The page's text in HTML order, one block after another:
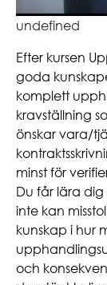
undefined
Efter kursen
goda
komplett
kravställning
önskar vara/
minst för
Du får lära
inte kan
kunskap i hur
och